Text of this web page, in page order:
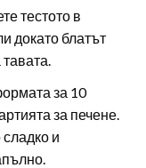
тестото в
докато блатът
за 10
за печене.
и